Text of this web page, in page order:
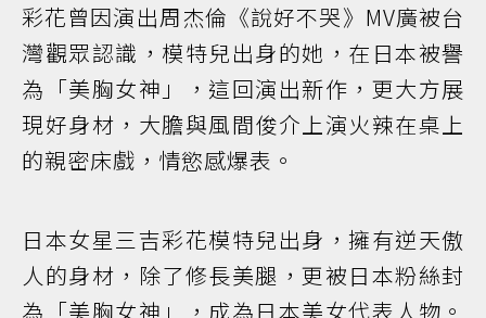
彩花曾因演出周杰倫《說好不哭》MV廣被台
灣觀眾認識，模特兒出身的她，在日本被譽
為「美胸女神」，這回演出新作，更大方展
現好身材，大膽與風間俊介上演火辣在桌上
的親密床戲，情慾感爆表。
日本女星三吉彩花模特兒出身，擁有逆天傲
人的身材，除了修長美腿，更被日本粉絲封
為「美胸女神」，成為日本美女代表人物。